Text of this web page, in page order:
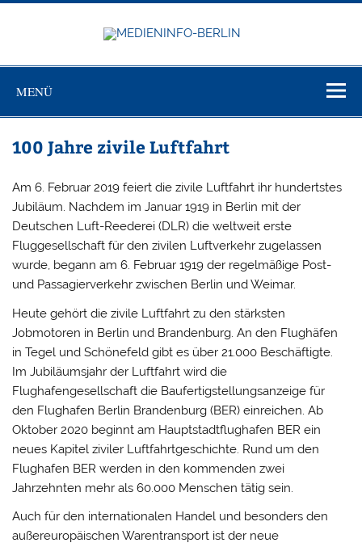
Zum
MENÜ
100 Jahre zivile Luftfahrt
Am 6. Februar 2019 feiert die zivile Luftfahrt ihr hundertstes
Jubiläum. Nachdem im Januar 1919 in Berlin mit der
Deutschen Luft-Reederei (DLR) die weltweit erste
Fluggesellschaft für den zivilen Luftverkehr zugelassen
wurde, begann am 6. Februar 1919 der regelmäßige Post-
und Passagierverkehr zwischen Berlin und Weimar.
Heute gehört die zivile Luftfahrt zu den stärksten
Jobmotoren in Berlin und Brandenburg. An den Flughäfen
in Tegel und Schönefeld gibt es über 21.000 Beschäftigte.
Im Jubiläumsjahr der Luftfahrt wird die
Flughafengesellschaft die Baufertigstellungsanzeige für
den Flughafen Berlin Brandenburg (BER) einreichen. Ab
Oktober 2020 beginnt am Hauptstadtflughafen BER ein
neues Kapitel ziviler Luftfahrtgeschichte. Rund um den
Flughafen BER werden in den kommenden zwei
Jahrzehnten mehr als 60.000 Menschen tätig sein.
Auch für den internationalen Handel und besonders den
außereuropäischen Warentransport ist der neue